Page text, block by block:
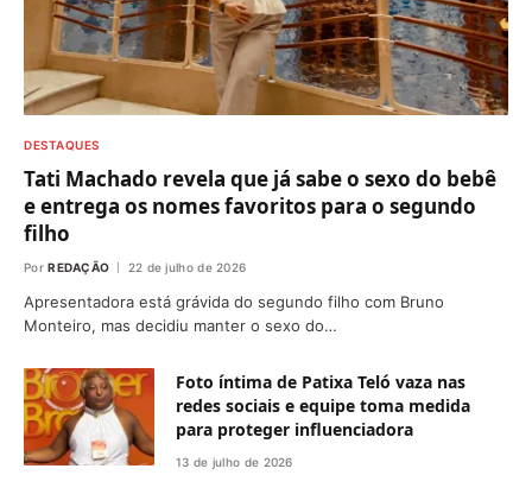
DESTAQUES
Tati Machado revela que já sabe o sexo do bebê
e entrega os nomes favoritos para o segundo
filho
Por REDAÇÃO 22 de julho de 2026
Apresentadora está grávida do segundo filho com Bruno
Monteiro, mas decidiu manter o sexo do…
Foto íntima de Patixa Teló vaza nas
redes sociais e equipe toma medida
para proteger influenciadora
13 de julho de 2026